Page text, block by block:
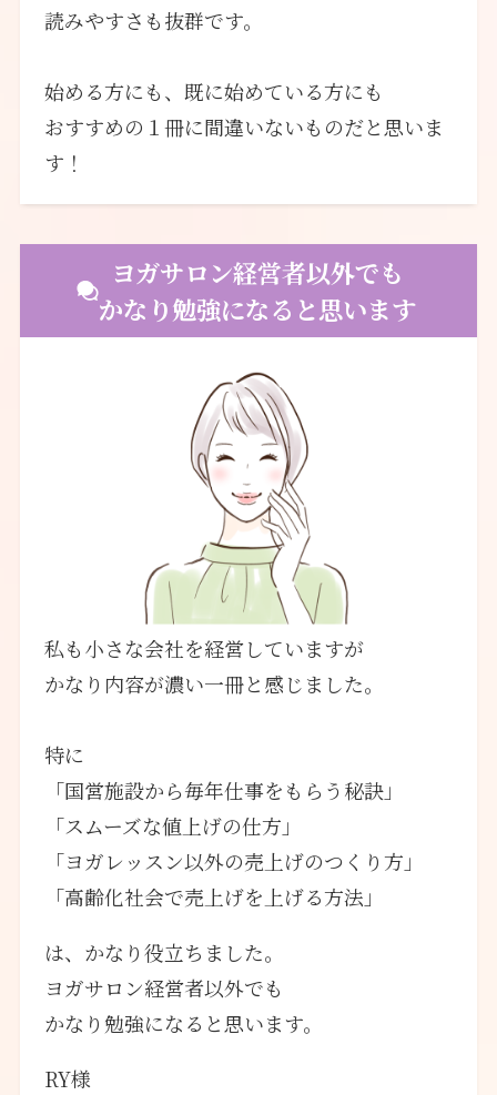
読みやすさも抜群です。
始める方にも、既に始めている方にも
おすすめの１冊に間違いないものだと思いま
す！
ヨガサロン経営者以外でも
かなり勉強になると思います
私も小さな会社を経営していますが
かなり内容が濃い一冊と感じました。
特に
「国営施設から毎年仕事をもらう秘訣」
「スムーズな値上げの仕方」
「ヨガレッスン以外の売上げのつくり方」
「高齢化社会で売上げを上げる方法」
は、かなり役立ちました。
ヨガサロン経営者以外でも
かなり勉強になると思います。
RY様